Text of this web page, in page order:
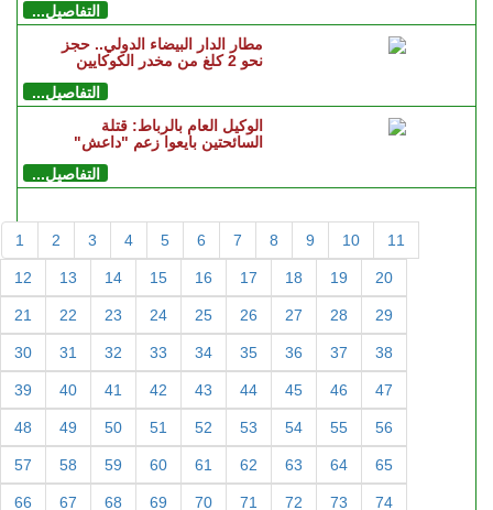
التفاصيل...
مطار الدار البيضاء الدولي.. حجز
نحو 2 كلغ من مخدر الكوكايين
التفاصيل...
الوكيل العام بالرباط: قتلة
السائحتين بايعوا زعم "داعش"
التفاصيل...
1 2 3 4 5 6 7 8 9 10 11
12 13 14 15 16 17 18 19 20
21 22 23 24 25 26 27 28 29
30 31 32 33 34 35 36 37 38
39 40 41 42 43 44 45 46 47
48 49 50 51 52 53 54 55 56
57 58 59 60 61 62 63 64 65
66 67 68 69 70 71 72 73 74